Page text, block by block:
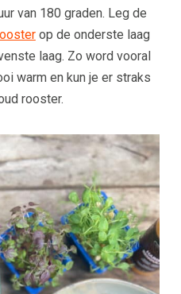
van 180 graden. Leg de
op de onderste laag
laag. Zo word vooral
warm en kun je er straks
rooster.